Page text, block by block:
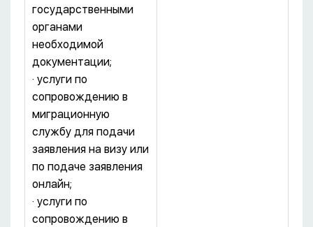
государственными
органами
необходимой
документации;
· услуги по
сопровождению в
миграционную
службу для подачи
заявления на визу или
по подаче заявления
онлайн;
· услуги по
сопровождению в